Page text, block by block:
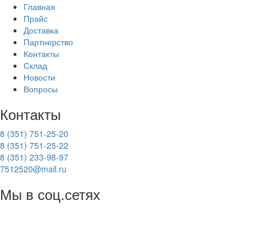
Главная
Прайс
Доставка
Партнерство
Контакты
Склад
Новости
Вопросы
Контакты
8 (351) 751-25-20
8 (351) 751-25-22
8 (351) 233-98-97
7512520@mail.ru
Мы в соц.сетях